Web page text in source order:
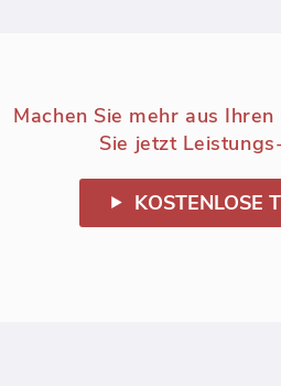
Machen Sie mehr aus
Sie jetzt
KOSTENLOSE